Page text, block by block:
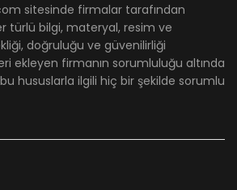
sitesinde firmalar tarafından
türlü bilgi, materyal, resim ve
doğruluğu ve güvenilirliği
ekleyen firmanın sorumluluğu altında
hususlarla ilgili hiç bir şekilde sorumlu